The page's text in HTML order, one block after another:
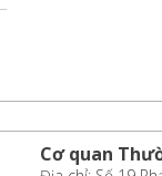
Cơ quan